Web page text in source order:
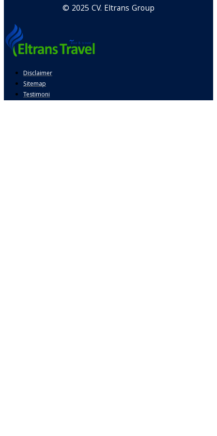
© 2025 CV. Eltrans Group
Disclaimer
Sitemap
Testimoni